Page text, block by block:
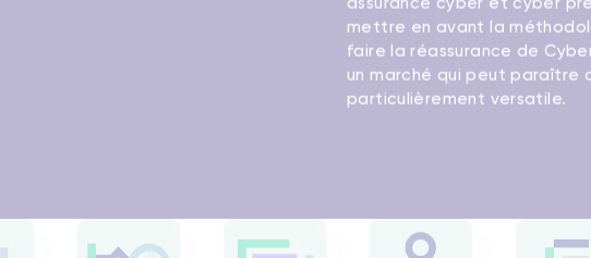
assurance cyber et cyber
mettre en avant la
faire la réassurance de
un marché qui peut paraître
particulièrement versatile.